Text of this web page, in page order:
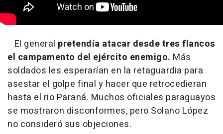
El general pretendía atacar desde tres flancos
el campamento del ejército enemigo. Más
soldados les esperarían en la retaguardia para
asestar el golpe final y hacer que retrocedieran
hasta el rio Paraná. Muchos oficiales paraguayos
se mostraron disconformes, pero Solano López
no consideró sus objeciones.